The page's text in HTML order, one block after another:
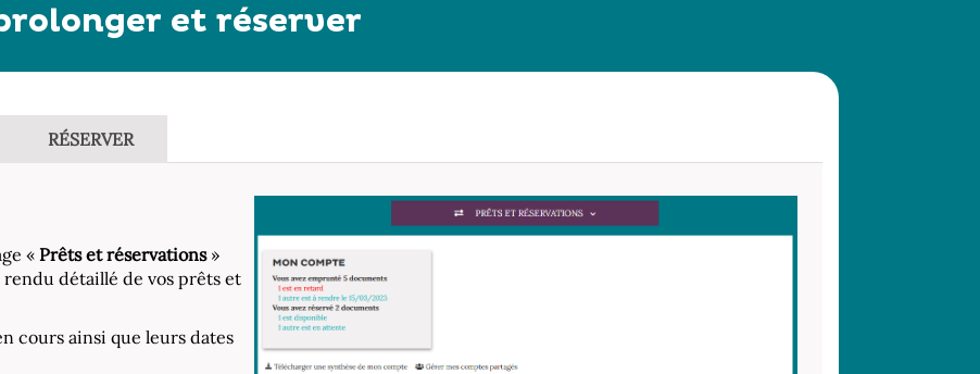
et réserver
RÉSERVER
« Prêts et réservations»
détaillé de vos prêts et
cours ainsi que leurs dates